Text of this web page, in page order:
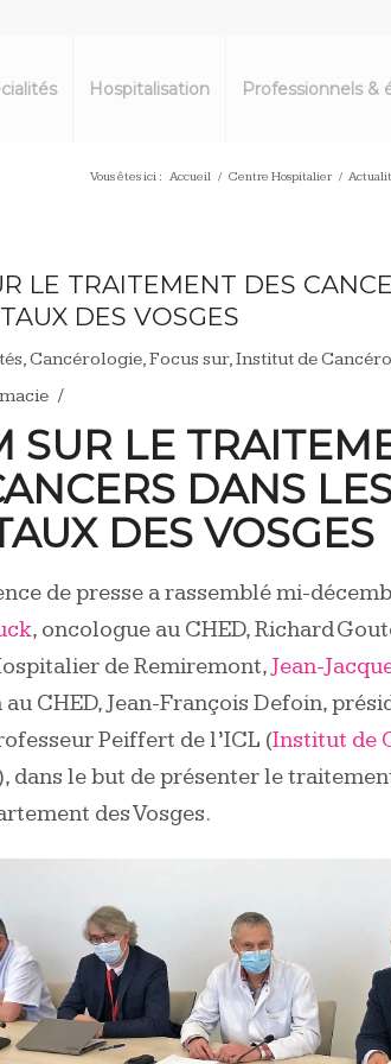
Hospitalisation Professionnels &
Vous êtes ici : Accueil / Centre Hospitalier /
LE TRAITEMENT DES
DES VOSGES
,Cancérologie,Focus sur,Institut de
/
SUR LE
DANS
DES VOSGES
de presse a rassemblé mi-
, oncologue au CHED, Richard
de Remiremont,Jean-
CHED, Jean-François Defoin,
Peiffert de l’ICL (Institut de
dans le but de présenter le
des Vosges.